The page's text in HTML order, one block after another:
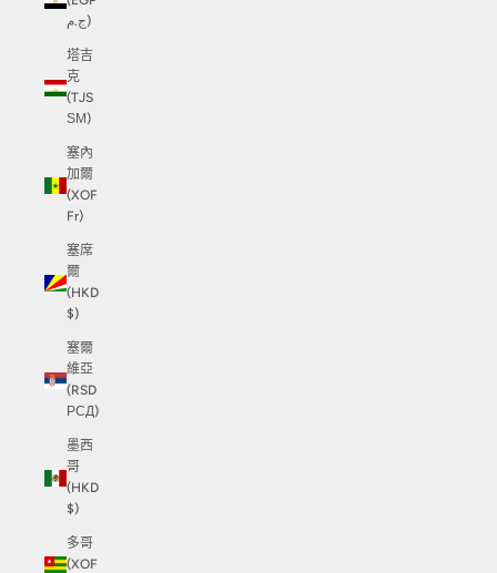
ج.م)
塔吉
克
(TJS
ЅМ)
塞內
加爾
(XOF
Fr)
塞席
爾
(HKD
$)
塞爾
維亞
(RSD
РСД)
墨西
哥
(HKD
$)
多哥
(XOF